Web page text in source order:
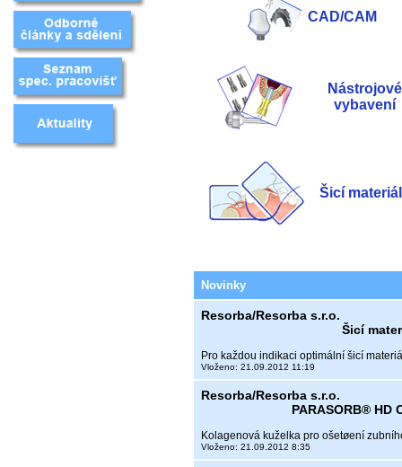
CAD/CAM
Nástrojové
vybavení
Šicí
Novinky
Resorba/Resorba s.r.o.
Šicí
Pro každou indikaci optimální šicí
Vloženo: 21.09.2012 11:19
Resorba/Resorba s.r.o.
PARASORB® HD
Kolagenová kuželka pro ošetøení
Vloženo: 21.09.2012 8:35